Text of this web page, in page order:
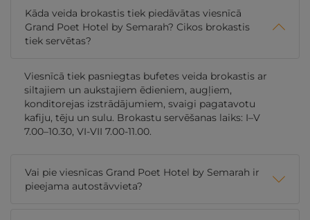
Kāda veida brokastis tiek piedāvātas viesnīcā
Grand Poet Hotel by Semarah? Cikos brokastis
tiek servētas?
Viesnīcā tiek pasniegtas bufetes veida brokastis ar
siltajiem un aukstajiem ēdieniem, augļiem,
konditorejas izstrādājumiem, svaigi pagatavotu
kafiju, tēju un sulu. Brokastu servēšanas laiks: I–V
7.00–10.30, VI-VII 7.00-11.00.
Vai pie viesnīcas Grand Poet Hotel by Semarah ir
pieejama autostāvvieta?